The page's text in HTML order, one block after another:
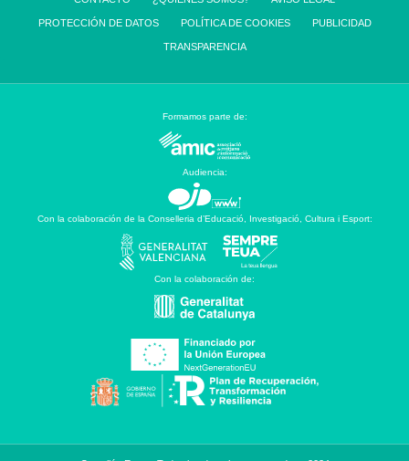
PROTECCIÓN DE DATOS POLÍTICA DE COOKIES PUBLICIDAD
TRANSPARENCIA
Formamos parte de:
Audiencia:
Con la colaboración de la Conselleria d’Educació, Investigació, Cultura i Esport:
Con la colaboración de: